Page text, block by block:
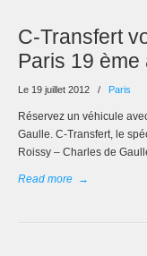
C-Transfert
Paris 19 ème
Le 19 juillet 2012 / Paris
Réservez un véhicule
Gaulle. C-Transfert, le
Roissy – Charles de
Read more →